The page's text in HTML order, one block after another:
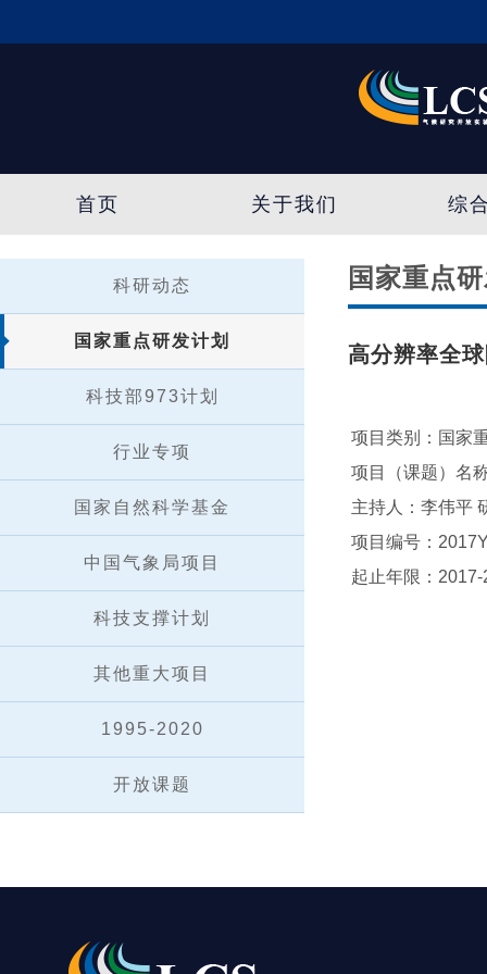
首页 关于我们 综
科研动态
国家重点研发计划
科技部973计划
行业专项
国家自然科学基金
中国气象局项目
科技支撑计划
其他重大项目
1995-2020
开放课题
国家重点
高分辨率全
项目类别：国家
项目（课题）名
主持人：李伟平
项目编号：
起止年限：2017-